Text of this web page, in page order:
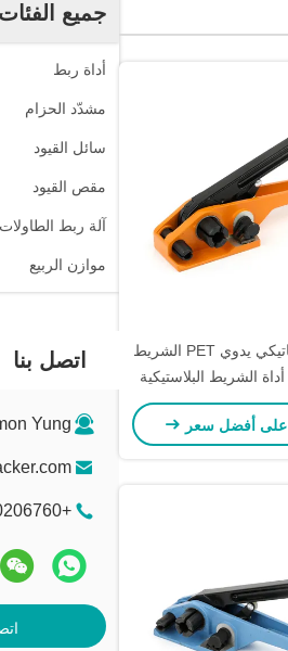
جميع الفئات
أداة ربط
مشدّد الحزام
سائل القيود
مقص القيود
آلة ربط الطاولات
موازن الربيع
اتصل بنا
Yung
+8617280206760
نصف أوتوماتيكي يدوي PET الشريط
الشريط البلاستيكية
المحمولة
أفضل سعر